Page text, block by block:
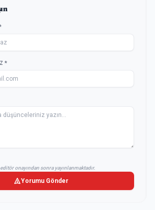
*
onayından sonra yayınlanmaktadır.
Yorumu Gönder